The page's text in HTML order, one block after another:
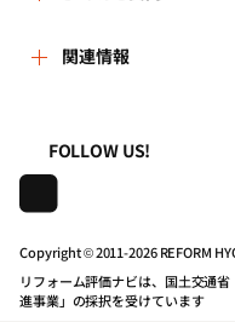
登録されたリフォーム
照会、見積依頼のサー
とするときは、当サイ
タンないし「見積を依
していただき、「お問
人の承諾なしに第三者
6.個人情報の処理を外部へ委託する場合は、漏洩や第三者へ
7.保有する個人情報について、本人より自己の情報の開示を
求められた場合には、
事務局へのお問い合せ
地域の相談窓口のみな
リフォーム会社一覧
住宅関連機関リンク集
リフォームを相談する
動画で学べるリフォ
マイページの活用
講習会・セミナー
よくある質問
動作推奨環境につい
関連情報
株式会社日本建築住
FOLLOW US!
Copyright © 2011-2026 REFORM
リフォーム評価ナビは、国土交通
進事業」の採択を受けています